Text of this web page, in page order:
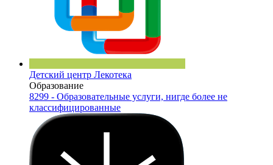
Детский центр Лекотека
Образование
8299 - Образовательные услуги, нигде более не
классифицированные